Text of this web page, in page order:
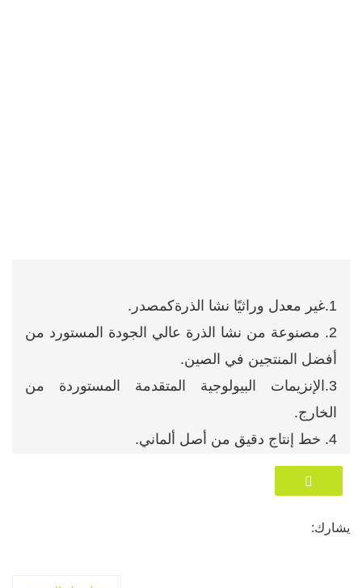
1.غير معدل وراثيًا نشا الذرةكمصدر.
2. مصنوعة من نشا الذرة عالي الجودة المستورد من
أفضل المنتجين في الصين.
3.الإنزيمات البيولوجية المتقدمة المستوردة من
الخارج.
4. خط إنتاج دقيق من أصل ألماني.
5.صناعة رائعة من اليابان.
6. مختبر مراقبة الجودة مجهز بالكامل.
يشارك: